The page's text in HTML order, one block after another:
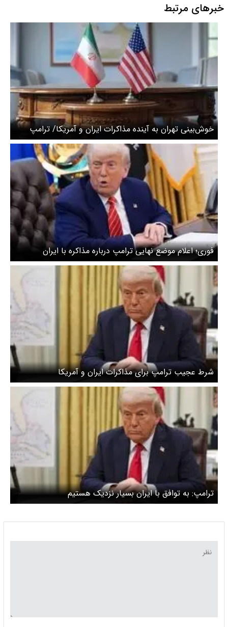
خبرهای مرتبط
خوش‌بینی تهران به آینده مذاکرات ایران و آمریکا/ ترامپ
ضرب‌الأجل تعیین کرد
فوری؛ اعلام موضع نهایی ترامپ درباره مذاکره با ایران
شرط عجیب ترامپ برای مذاکرات ایران و آمریکا
ترامپ: به توافق با ایران بسیار نزدیک هستیم